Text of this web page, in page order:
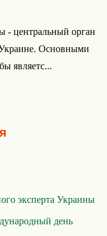
- центральный орган
Основными
являетс...
эксперта Украины
день